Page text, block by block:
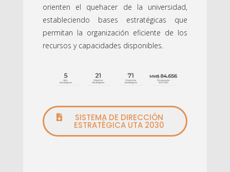
orienten el quehacer de la universidad,
estableciendo bases estratégicas que
permitan la organización eficiente de los
recursos y capacidades disponibles.
SISTEMA DE DIRECCIÓN
ESTRATÉGICA UTA 2030